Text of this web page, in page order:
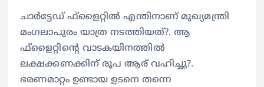
ചാർട്ടേഡ് ഫ്‌ളൈറ്റിൽ എന്തിനാണ് മുഖ്യമന്ത്രി
മംഗലാപുരം യാത്ര നടത്തിയത്?. ആ
ഫ്‌ളൈറ്റിന്റെ വാടകയിനത്തിൽ
ലക്ഷക്കണക്കിന് രൂപ ആര് വഹിച്ചു?.
ഭരണമാറ്റം ഉണ്ടായ ഉടനെ തന്നെ